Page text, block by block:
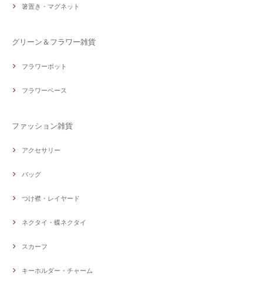
箸置き・マグネット
グリーン＆フラワー雑貨
フラワーポット
フラワーベース
ファッション雑貨
アクセサリー
バッグ
つけ襟・レイヤード
ネクタイ・蝶ネクタイ
スカーフ
キーホルダー・チャーム